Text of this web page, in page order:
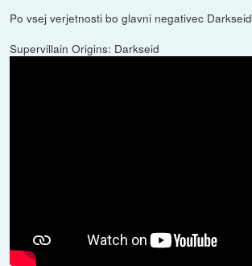
Po vsej verjetnosti bo glavni negativec Darkseid
Supervillain Origins: Darkseid